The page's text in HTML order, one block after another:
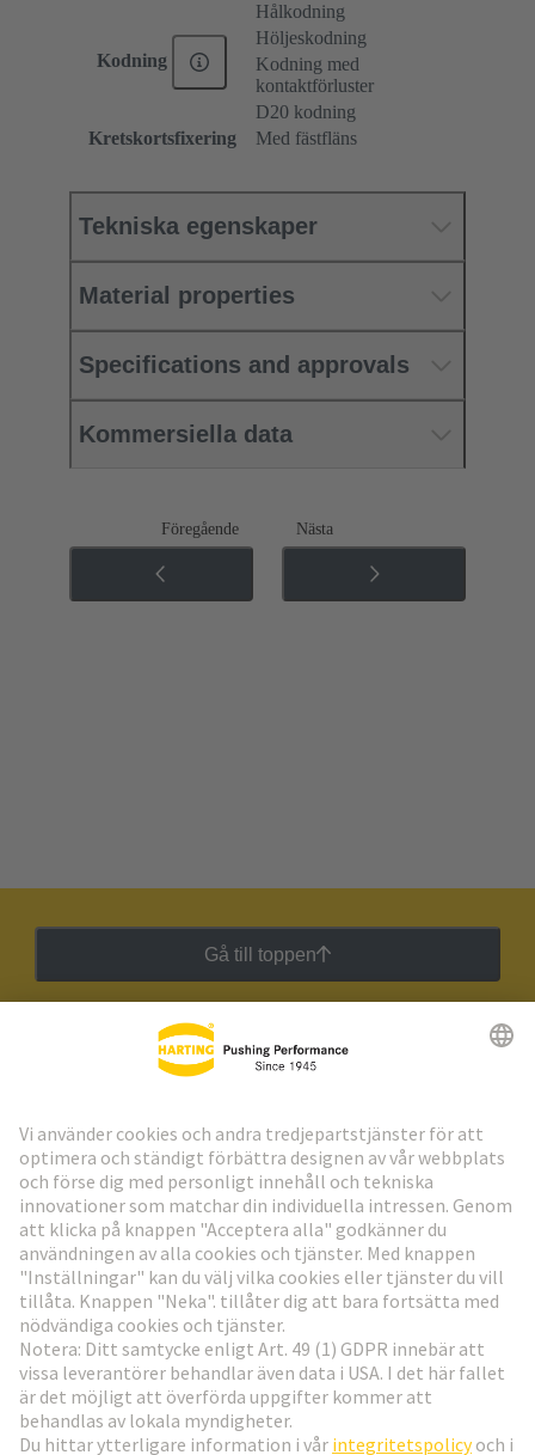
Kodning
Hålkodning
Höljeskodning
Kodning med
kontaktförluster
D20 kodning
Kretskortsfixering
Med fästfläns
Tekniska egenskaper
Material properties
Specifications and approvals
Kommersiella data
Föregående Nästa
Gå till toppen
HARTING:s nyhetsbrev
Gå till registrering
Social Media